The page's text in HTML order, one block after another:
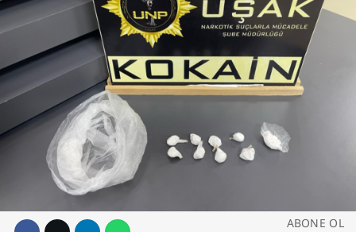
Facebook
Instagram
ABONE OL